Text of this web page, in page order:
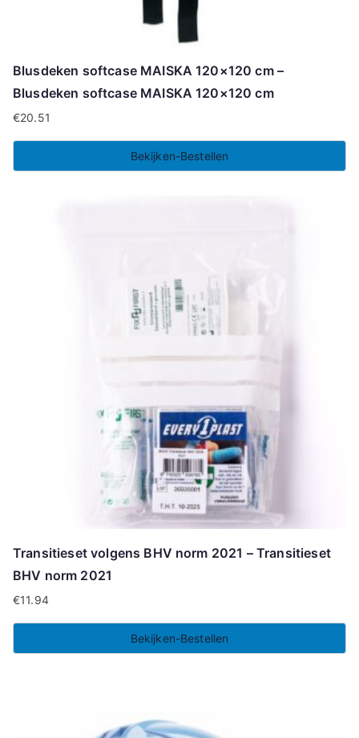
Blusdeken softcase MAISKA 120×120 cm –
Blusdeken softcase MAISKA 120×120 cm
€20.51
Bekijken-Bestellen
Transitieset volgens BHV norm 2021 – Transitieset
BHV norm 2021
€11.94
Bekijken-Bestellen